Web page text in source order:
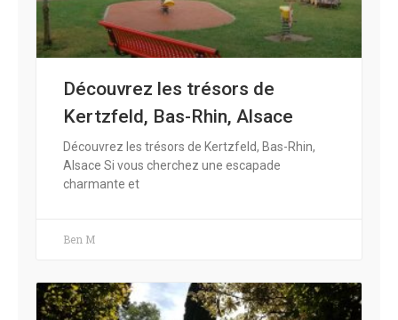
Découvrez les trésors de
Kertzfeld, Bas-Rhin, Alsace
Découvrez les trésors de Kertzfeld, Bas-Rhin,
Alsace Si vous cherchez une escapade
charmante et
Ben M